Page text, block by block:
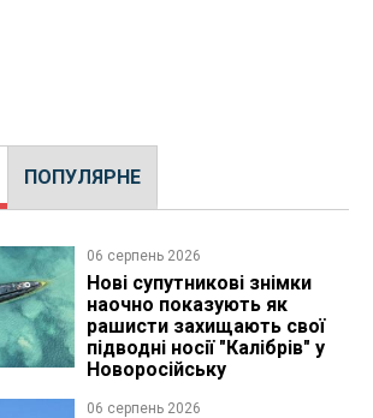
ПОПУЛЯРНЕ
06 серпень 2026
Нові супутникові знімки
наочно показують як
рашисти захищають свої
підводні носії "Калібрів" у
Новоросійську
06 серпень 2026